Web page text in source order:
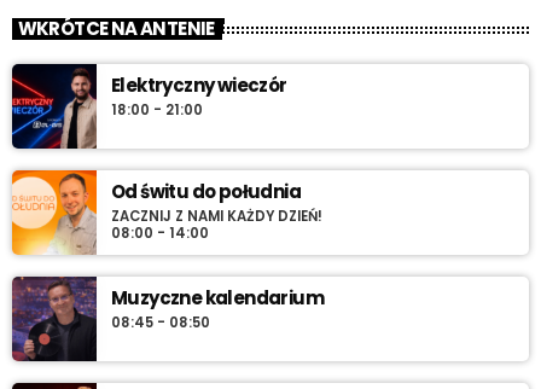
WKRÓTCE NA ANTENIE
Elektryczny wieczór
18:00 - 21:00
Od świtu do południa
ZACZNIJ Z NAMI KAŻDY DZIEŃ!
08:00 - 14:00
Muzyczne kalendarium
08:45 - 08:50